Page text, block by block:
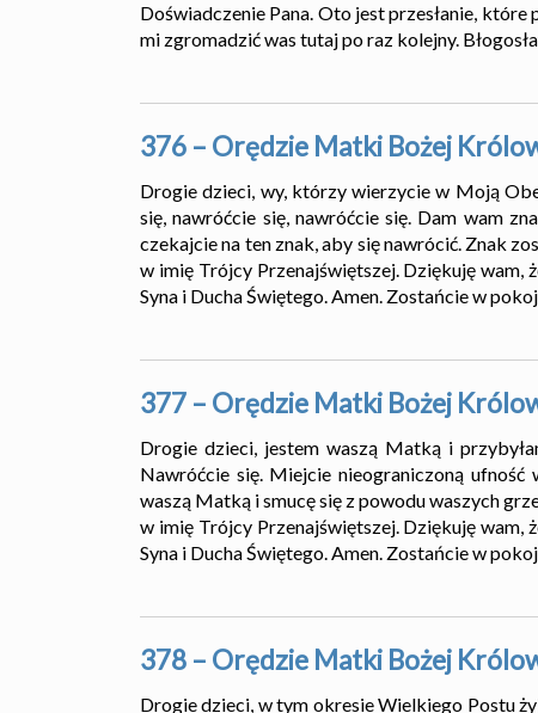
Doświadczenie Pana. Oto jest przesłanie,
mi zgromadzić was tutaj po raz kolejny.
376 – Orędzie Matki Bożej
Drogie dzieci, wy, którzy wierzycie w Moją
się, nawróćcie się, nawróćcie się. Dam wam
czekajcie na ten znak, aby się nawrócić. Znak
w imię Trójcy Przenajświętszej. Dziękuję wam,
Syna i Ducha Świętego. Amen. Zostańcie w
377 – Orędzie Matki Bożej
Drogie dzieci, jestem waszą Matką i
Nawróćcie się. Miejcie nieograniczoną
waszą Matką i smucę się z powodu waszych
w imię Trójcy Przenajświętszej. Dziękuję wam,
Syna i Ducha Świętego. Amen. Zostańcie w
378 – Orędzie Matki Bożej
Drogie dzieci, w tym okresie Wielkiego Postu